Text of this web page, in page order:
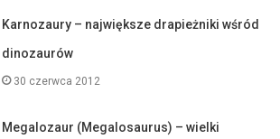
Karnozaury – największe drapieżniki wśród
dinozaurów
30 czerwca 2012
Megalozaur (Megalosaurus) – wielki